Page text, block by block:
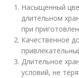
Насыщенный
длительном
при
Качественное
Длительное
условий, не